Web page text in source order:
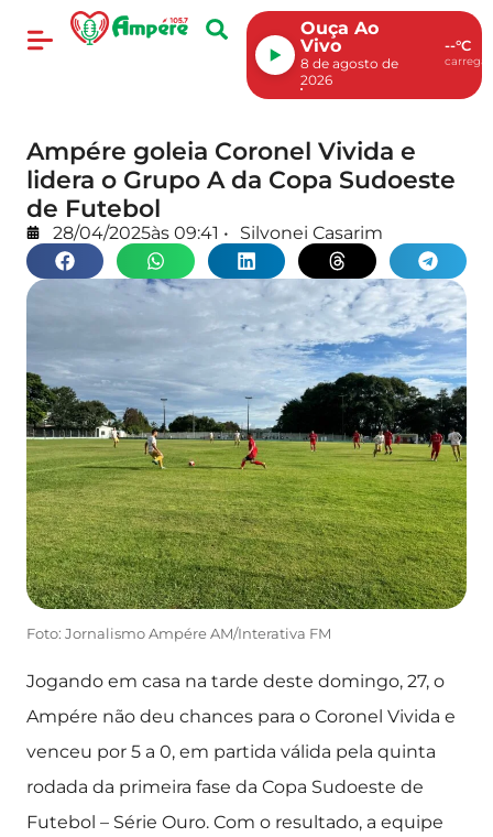
Ouça Ao
Vivo
8 de agosto de
2026
--°C
Ampére goleia Coronel Vivida e
lidera o Grupo A da Copa Sudoeste
de Futebol
28/04/2025às 09:41 • Silvonei Casarim
Foto: Jornalismo Ampére AM/Interativa FM
Jogando em casa na tarde deste domingo, 27, o
Ampére não deu chances para o Coronel Vivida e
venceu por 5 a 0, em partida válida pela quinta
rodada da primeira fase da Copa Sudoeste de
Futebol – Série Ouro. Com o resultado, a equipe